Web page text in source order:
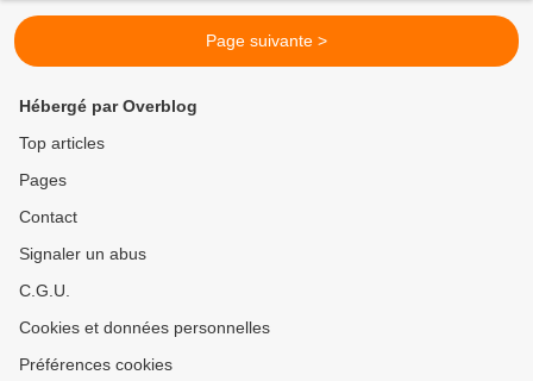
Page suivante >
Hébergé par Overblog
Top articles
Pages
Contact
Signaler un abus
C.G.U.
Cookies et données personnelles
Préférences cookies